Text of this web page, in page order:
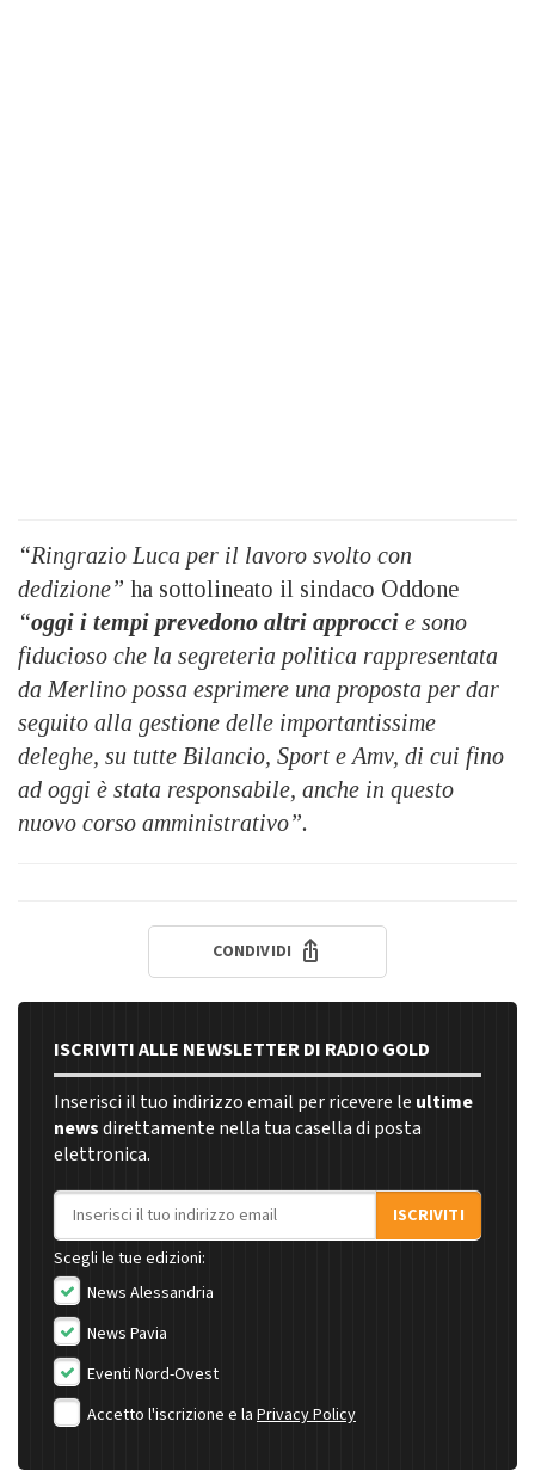
“Ringrazio Luca per il lavoro svolto con
dedizione” ha sottolineato il sindaco Oddone
“oggi i tempi prevedono altri approcci e sono
fiducioso che la segreteria politica rappresentata
da Merlino possa esprimere una proposta per dar
seguito alla gestione delle importantissime
deleghe, su tutte Bilancio, Sport e Amv, di cui fino
ad oggi è stata responsabile, anche in questo
nuovo corso amministrativo”.
CONDIVIDI
ISCRIVITI ALLE NEWSLETTER DI RADIO GOLD
Inserisci il tuo indirizzo email per ricevere le ultime
newsdirettamente nella tua casella di posta
elettronica.
Indirizzo email
ISCRIVITI
Scegli le tue edizioni:
News Alessandria
News Pavia
Eventi Nord-Ovest
Accetto l'iscrizione e la Privacy Policy